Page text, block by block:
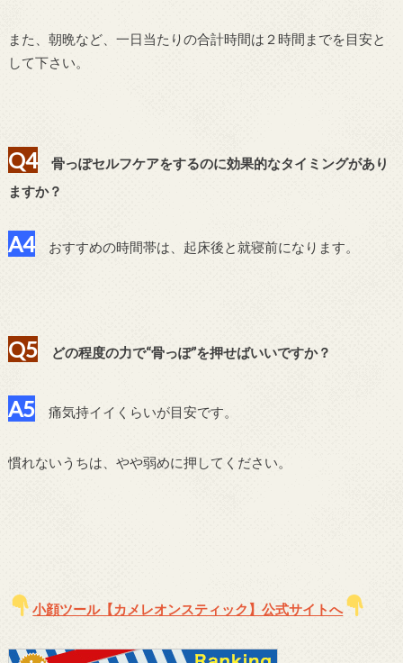
また、朝晩など、一日当たりの合計時間は２時間までを目安と
して下さい。
Q4
骨っぽセルフケアをするのに効果的なタイミングがあり
ますか？
A4おすすめの時間帯は、起床後と就寝前になります。
Q5 どの程度の力で“骨っぽ”を押せばいいですか？
A5痛気持イイくらいが目安です。
慣れないうちは、やや弱めに押してください。
小顔ツール【カメレオンスティック】公式サイトへ